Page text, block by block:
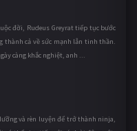
đời, Rudeus Greyrat tiếp tục bước
cả về sức mạnh lẫn tinh thần.
càng khắc nghiệt, anh ...
và rèn luyện để trở thành ninja,